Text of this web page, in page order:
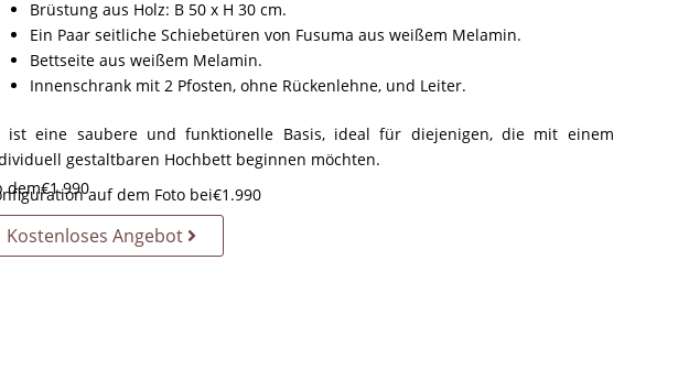
Brüstung aus Holz: B 50 x H 30 cm.
Ein Paar seitliche Schiebetüren von Fusuma aus weißem Melamin.
Bettseite aus weißem Melamin.
Innenschrank mit 2 Pfosten, ohne Rückenlehne, und Leiter.
ist eine saubere und funktionelle Basis, ideal für diejenigen, die mit einem
gestaltbaren Hochbett beginnen möchten.
dem€1.990auf dem Foto bei€1.990
Kostenloses Angebot